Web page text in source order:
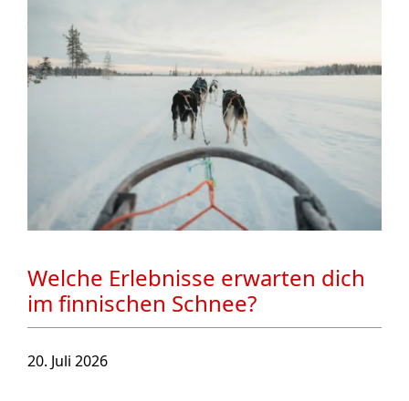
Welche Erlebnisse erwarten dich
im finnischen Schnee?
20. Juli 2026